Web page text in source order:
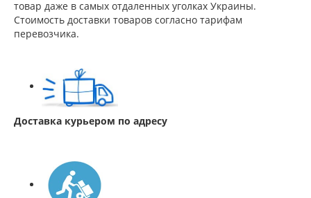
товар даже в самых отдаленных уголках Украины.
Стоимость доставки товаров согласно тарифам
перевозчика.
Доставка курьером по адресу